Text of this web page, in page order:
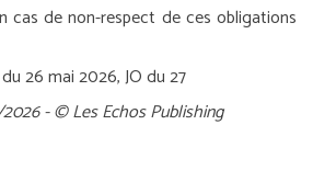
cas de non-respect de ces obligations
26 mai 2026, JO du 27
- © Les Echos Publishing